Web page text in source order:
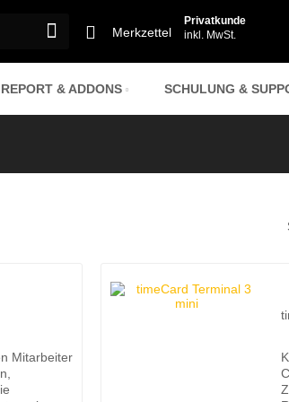
Merkzettel
Privatkunde
inkl. MwSt.
REPORT & ADDONS SCHULUNG &
KARTEN DES
SONSTIGE TRANSPONDER
KARTEN
ONLINE-DEMO
Mitarbeiter